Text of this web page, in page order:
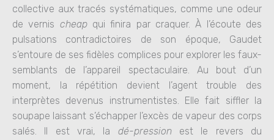
collective aux tracés systématiques, comme une odeur
de vernis cheapqui finira par craquer. À l’écoute des
pulsations contradictoires de son époque, Gaudet
s’entoure de ses fidèles complices pour explorer les faux-
semblants de l’appareil spectaculaire. Au bout d’un
moment, la répétition devient l’agent trouble des
interprètes devenus instrumentistes. Elle fait siffler la
soupape laissant s’échapper l’excès de vapeur des corps
salés. Il est vrai, la dé-pressionest le revers du